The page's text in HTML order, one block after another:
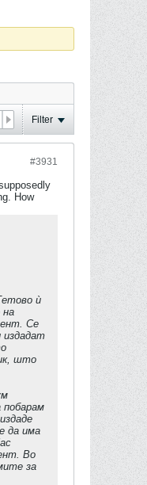
Filter
#3931
How
ѝ
на
Се
издадат
што
побарам
да има
Во
за